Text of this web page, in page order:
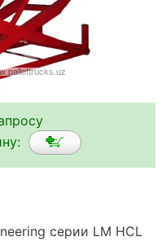
серии LM HCL